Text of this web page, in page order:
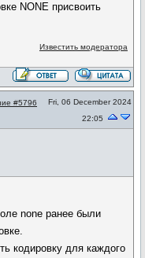
NONE присвоить
Известить модератора
#5796
Fri, 06 December 2024
22:05
none ранее были
кодировку для каждого